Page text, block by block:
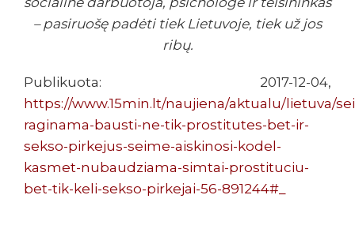
– pasiruošę padėti tiek Lietuvoje, tiek už jos
ribų.
Publikuota: 2017-12-04,
https://www.15min.lt/naujiena/aktualu/lietuva/
raginama-bausti-ne-tik-prostitutes-bet-ir-
sekso-pirkejus-seime-aiskinosi-kodel-
kasmet-nubaudziama-simtai-prostituciu-
bet-tik-keli-sekso-pirkejai-56-891244#_